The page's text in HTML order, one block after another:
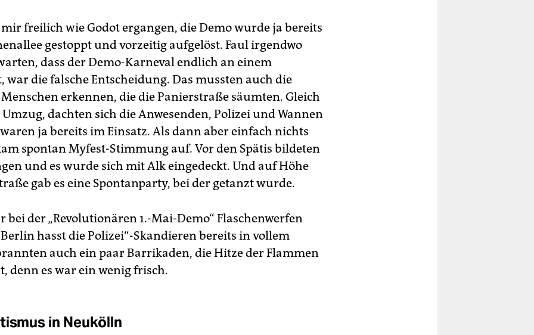
mir freilich wie Godot ergangen, die Demo wurde ja bereits
gestoppt und vorzeitig aufgelöst. Faul irgendwo
dass der Demo-Karneval endlich an einem
war die falsche Entscheidung. Das mussten auch die
erkennen, die die Panierstraße säumten. Gleich
dachten sich die Anwesenden, Polizei und Wannen
ja bereits im Einsatz. Als dann aber einfach nichts
spontan Myfest-Stimmung auf. Vor den Spätis bildeten
und es wurde sich mit Alk eingedeckt. Und auf Höhe
gab es eine Spontanparty, bei der getanzt wurde.
bei der „Revolutionären 1.-Mai-Demo“ Flaschenwerfen
hasst die Polizei“-Skandieren bereits in vollem
auch ein paar Barrikaden, die Hitze der Flammen
denn es war ein wenig frisch.
in Neukölln